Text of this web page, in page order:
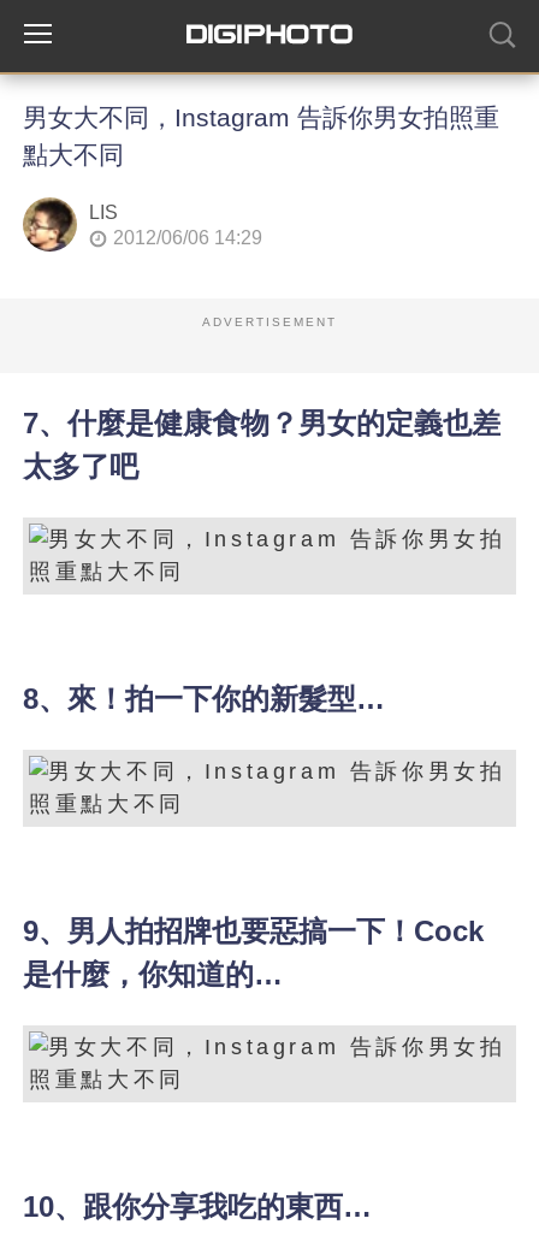
男女大不同，Instagram 告訴你男女拍照重
點大不同
LIS
2012/06/06 14:29
ADVERTISEMENT
7、什麼是健康食物？男女的定義也差
太多了吧
8、來！拍一下你的新髮型…
9、男人拍招牌也要惡搞一下！Cock
是什麼，你知道的…
10、跟你分享我吃的東西…